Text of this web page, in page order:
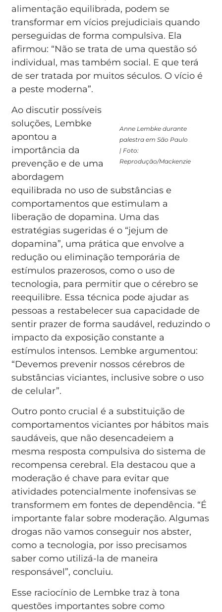
alimentação equilibrada, podem se
transformar em vícios prejudiciais quando
perseguidas de forma compulsiva. Ela
afirmou: “Não se trata de uma questão só
individual, mas também social. E que terá
de ser tratada por muitos séculos. O vício é
a peste moderna”.
Anne Lembke durante
palestra em São Paulo
| Foto:
Reprodução/Mackenzie
Ao discutir possíveis
soluções, Lembke
apontou a
importância da
prevenção e de uma
abordagem
equilibrada no uso de substâncias e
comportamentos que estimulam a
liberação de dopamina. Uma das
estratégias sugeridas é o “jejum de
dopamina”, uma prática que envolve a
redução ou eliminação temporária de
estímulos prazerosos, como o uso de
tecnologia, para permitir que o cérebro se
reequilibre. Essa técnica pode ajudar as
pessoas a restabelecer sua capacidade de
sentir prazer de forma saudável, reduzindo o
impacto da exposição constante a
estímulos intensos. Lembke argumentou:
“Devemos prevenir nossos cérebros de
substâncias viciantes, inclusive sobre o uso
de celular”.
Outro ponto crucial é a substituição de
comportamentos viciantes por hábitos mais
saudáveis, que não desencadeiem a
mesma resposta compulsiva do sistema de
recompensa cerebral. Ela destacou que a
moderação é chave para evitar que
atividades potencialmente inofensivas se
transformem em fontes de dependência. “É
importante falar sobre moderação. Algumas
drogas não vamos conseguir nos abster,
como a tecnologia, por isso precisamos
saber como utilizá-la de maneira
responsável”, concluiu.
Esse raciocínio de Lembke traz à tona
questões importantes sobre como